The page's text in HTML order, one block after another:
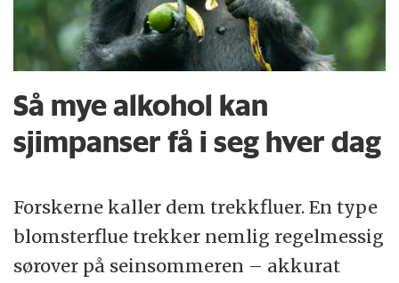
Så mye alkohol kan
sjimpanser få i seg hver dag
Forskerne kaller dem trekkfluer. En type
blomsterflue trekker nemlig regelmessig
sørover på seinsommeren – akkurat